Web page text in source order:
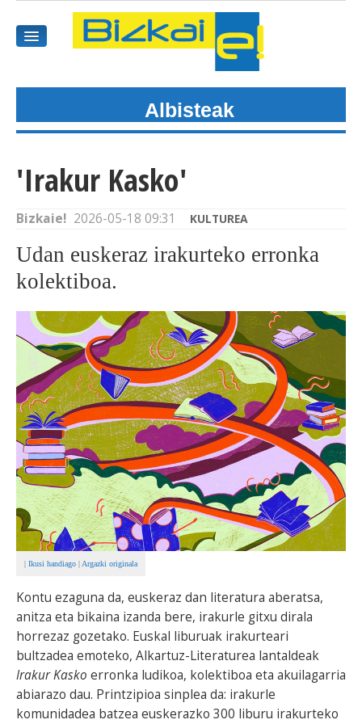
GAIAK
AGENDEA
BIDEOAK
BEREZIAK
ARGAZKIAK
... AUKERA GEHIAGO
Albisteak
'Irakur Kasko'
Bizkaie! 2026-05-18 09:31 KULTUREA
Udan euskeraz irakurteko erronka
kolektiboa.
| Ikusi handiago | Argazki originala
Kontu ezaguna da, euskeraz dan literatura aberatsa,
anitza eta bikaina izanda bere, irakurle gitxu dirala
horrezaz gozetako. Euskal liburuak irakurteari
bultzadea emoteko, Alkartuz-Literaturea lantaldeak
Irakur Kasko erronka ludikoa, kolektiboa eta akuilagarria
abiarazo dau. Printzipioa sinplea da: irakurle
komunidadea batzea euskerazko 300 liburu irakurteko